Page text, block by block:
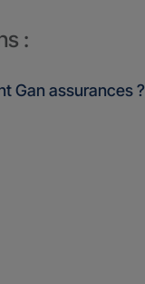
:
Gan assurances ?